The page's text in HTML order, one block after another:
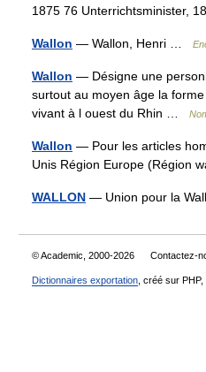
1875 76 Unterrichtsminister,
Wallon — Wallon, Henri …
Wallon — Désigne une
surtout au moyen âge la
vivant à l ouest du Rhin …
Wallon — Pour les articles
Unis Région Europe (Région
WALLON — Union pour la
© Academic, 2000-2026 Contactez-
Dictionnaires exportation , créé sur PHP,